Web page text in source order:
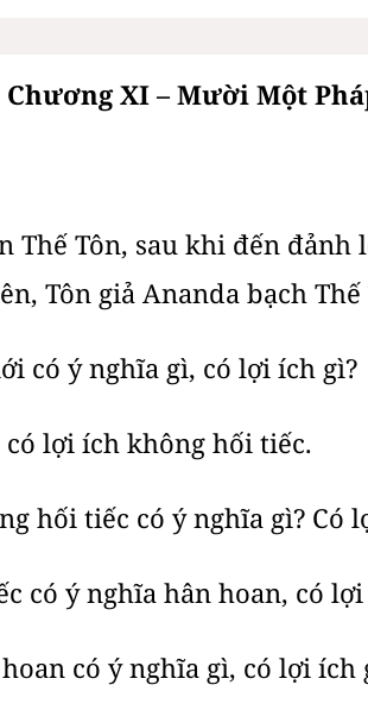
Chương XI – Mười Một
Thế Tôn, sau khi đến
Tôn giả Ananda bạch Thế
có ý nghĩa gì, có lợi ích gì?
lợi ích không hối tiếc.
hối tiếc có ý nghĩa gì? Có
có ý nghĩa hân hoan, có
có ý nghĩa gì, có lợi ích